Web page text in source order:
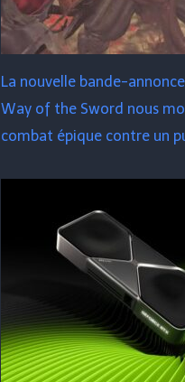
La nouvelle bande-
Way of the Sword nous
combat épique contre un